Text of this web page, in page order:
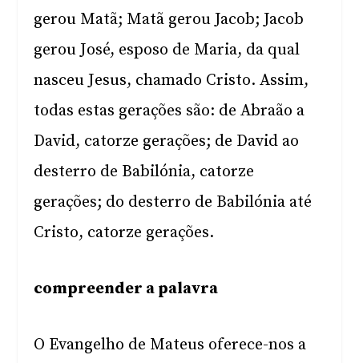
gerou Matã; Matã gerou Jacob; Jacob
gerou José, esposo de Maria, da qual
nasceu Jesus, chamado Cristo. Assim,
todas estas gerações são: de Abraão a
David, catorze gerações; de David ao
desterro de Babilónia, catorze
gerações; do desterro de Babilónia até
Cristo, catorze gerações.
compreender a palavra
O Evangelho de Mateus oferece-nos a